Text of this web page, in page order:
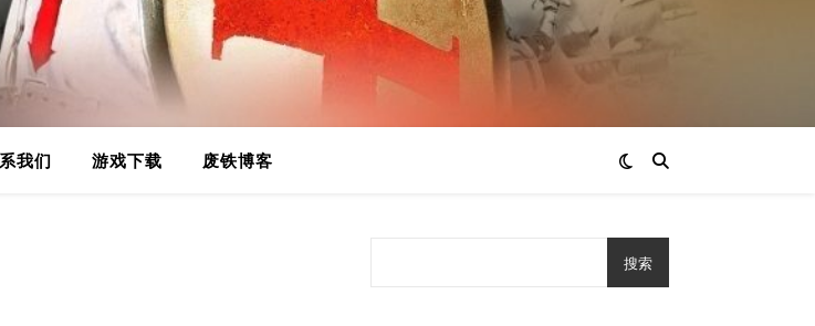
我们 游戏下载 废铁博客
搜索